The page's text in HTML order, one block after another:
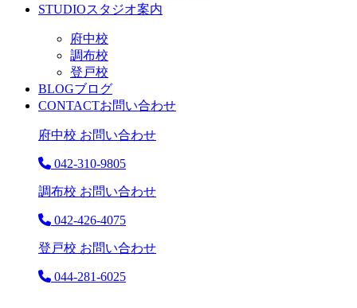
STUDIOスタジオ案内
府中校
調布校
登戸校
BLOGブログ
CONTACTお問い合わせ
府中校 お問い合わせ
042-310-9805
調布校 お問い合わせ
042-426-4075
登戸校 お問い合わせ
044-281-6025